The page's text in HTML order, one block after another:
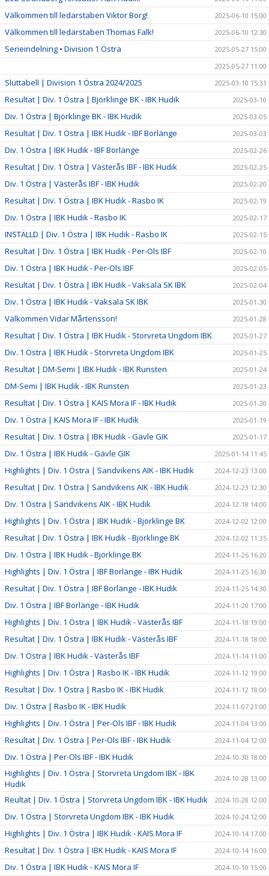
Välkommen till ledarstaben Viktor Borg! 2025-06-10 15:00
Välkommen till ledarstaben Thomas Falk! 2025-06-10 12:30
Serieindelning • Division 1 Östra
2025-05-27 15:00
2025-05-27 11:00
Sluttabell | Division 1 Östra 2024/2025 2025-03-10 15:31
Resultat | Div. 1 Östra | Björklinge BK - IBK Hudik 2025-03-10
Div. 1 Östra | Björklinge BK - IBK Hudik 2025-03-05
Resultat | Div. 1 Östra | IBK Hudik - IBF Borlänge 2025-03-03
Div. 1 Östra | IBK Hudik - IBF Borlänge 2025-02-26
Resultat | Div. 1 Östra | Västerås IBF - IBK Hudik 2025-02-25
Div. 1 Östra | Västerås IBF - IBK Hudik 2025-02-20
Resultat | Div. 1 Östra | IBK Hudik - Rasbo IK 2025-02-19
Div. 1 Östra | IBK Hudik - Rasbo IK 2025-02-17
INSTÄLLD | Div. 1 Östra | IBK Hudik - Rasbo IK 2025-02-15
Resultat | Div. 1 Östra | IBK Hudik - Per-Ols IBF 2025-02-10
Div. 1 Östra | IBK Hudik - Per-Ols IBF 2025-02-05
Resultat | Div. 1 Östra | IBK Hudik - Vaksala SK IBK 2025-02-04
Div. 1 Östra | IBK Hudik - Vaksala SK IBK 2025-01-30
Välkommen Vidar Mårtensson! 2025-01-28
Resultat | Div. 1 Östra | IBK Hudik - Storvreta Ungdom IBK 2025-01-27
Div. 1 Östra | IBK Hudik - Storvreta Ungdom IBK 2025-01-25
Resultat | DM-Semi | IBK Hudik - IBK Runsten 2025-01-24
DM-Semi | IBK Hudik - IBK Runsten 2025-01-23
Resultat | Div. 1 Östra | KAIS Mora IF - IBK Hudik 2025-01-20
Div. 1 Östra | KAIS Mora IF - IBK Hudik 2025-01-19
Resultat | Div. 1 Östra | IBK Hudik - Gävle GIK 2025-01-17
Div. 1 Östra | IBK Hudik - Gävle GIK 2025-01-14 11:45
Highlights | Div. 1 Östra | Sandvikens AIK - IBK Hudik 2024-12-23 13:00
Resultat | Div. 1 Östra | Sandvikens AIK - IBK Hudik 2024-12-23 12:30
Div. 1 Östra | Sandvikens AIK - IBK Hudik 2024-12-18 14:00
Highlights | Div. 1 Östra | IBK Hudik - Björklinge BK 2024-12-02 12:00
Resultat | Div. 1 Östra | IBK Hudik - Björklinge BK 2024-12-02 11:35
Div. 1 Östra | IBK Hudik - Björklinge BK 2024-11-26 16:20
Highlights | Div. 1 Östra | IBF Borlänge - IBK Hudik 2024-11-25 16:30
Resultat | Div. 1 Östra | IBF Borlänge - IBK Hudik 2024-11-25 14:30
Div. 1 Östra | IBF Borlänge - IBK Hudik 2024-11-20 17:00
Highlights | Div. 1 Östra | IBK Hudik - Västerås IBF 2024-11-18 19:00
Resultat | Div. 1 Östra | IBK Hudik - Västerås IBF 2024-11-18 18:00
Div. 1 Östra | IBK Hudik - Västerås IBF 2024-11-14 11:00
Highlights | Div. 1 Östra | Rasbo IK - IBK Hudik 2024-11-12 19:00
Resultat | Div. 1 Östra | Rasbo IK - IBK Hudik 2024-11-12 18:00
Div. 1 Östra | Rasbo IK - IBK Hudik 2024-11-07 21:00
Highlights | Div. 1 Östra | Per-Ols IBF - IBK Hudik 2024-11-04 13:00
Resultat | Div. 1 Östra | Per-Ols IBF - IBK Hudik 2024-11-04 12:00
Div. 1 Östra | Per-Ols IBF - IBK Hudik 2024-10-30 18:00
Highlights | Div. 1 Östra | Storvreta Ungdom IBK - IBK
Hudik
2024-10-28 13:00
Reultat | Div. 1 Östra | Storvreta Ungdom IBK - IBK Hudik 2024-10-28 12:00
Div. 1 Östra | Storvreta Ungdom IBK - IBK Hudik 2024-10-24 12:00
Highlights | Div. 1 Östra | IBK Hudik - KAIS Mora IF 2024-10-14 17:00
Resultat | Div. 1 Östra | IBK Hudik - KAIS Mora IF 2024-10-14 16:00
Div. 1 Östra | IBK Hudik - KAIS Mora IF 2024-10-10 15:00